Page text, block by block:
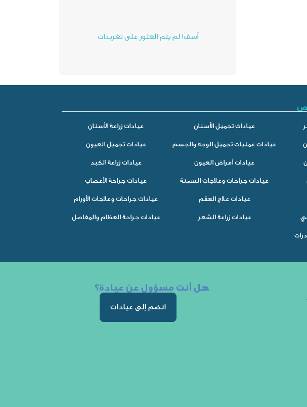
آسف! لم يتم العثور على تغريدات
عيادات تجميل الأسنان عيادات زراعة الأسنان
عيادات عمليات تجميل الوجه والجسم عيادات تجميل العيون
عيادات أمراض العيون عيادات زراعة الكبد
عيادات جراحات وعلاجات السمنة عيادات جراحة الأعصاب
عيادات علاج العقم عيادات جراحات وعلاجات الأورام
عيادات زراعة الشعر عيادات جراحة العظام والمفاصل
هل أنت مسؤول عن عيادة؟
انضم إلى عيادات